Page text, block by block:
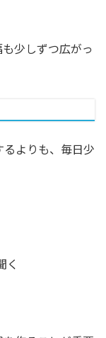
少しずつ広がっ
よりも、毎日少
く